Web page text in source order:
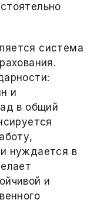
система
и
в общий
нуждается в
и